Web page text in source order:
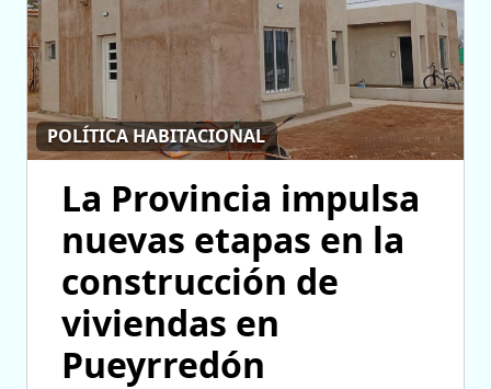
POLÍTICA HABITACIONAL
La Provincia impulsa
nuevas etapas en la
construcción de
viviendas en
Pueyrredón